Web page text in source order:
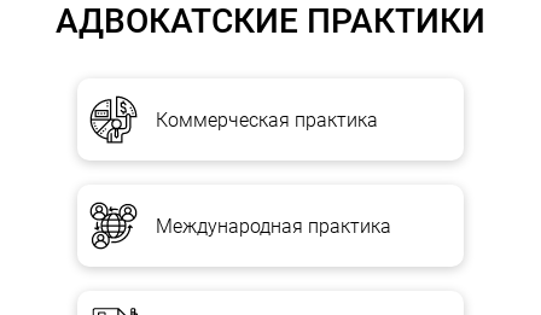
АДВОКАТСКИЕ ПРАКТИКИ
Коммерческая практика
Международная практика